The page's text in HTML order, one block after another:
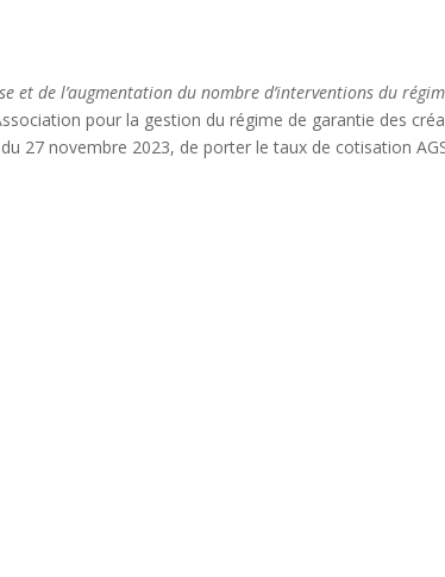
et de l’augmentation du nombre d’interventions du
pour la gestion du régime de garantie des
27 novembre 2023, de porter le taux de cotisation